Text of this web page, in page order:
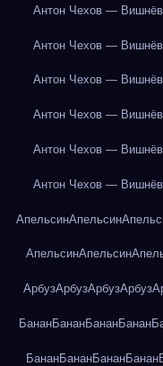
Антон Чехов —
Антон Чехов —
Антон Чехов —
Антон Чехов —
Антон Чехов —
Антон Чехов —
АпельсинАпельсин
АпельсинАпельсин
АрбузАрбузАрбузАрбуз
БананБананБананБанан
БананБананБананБанан